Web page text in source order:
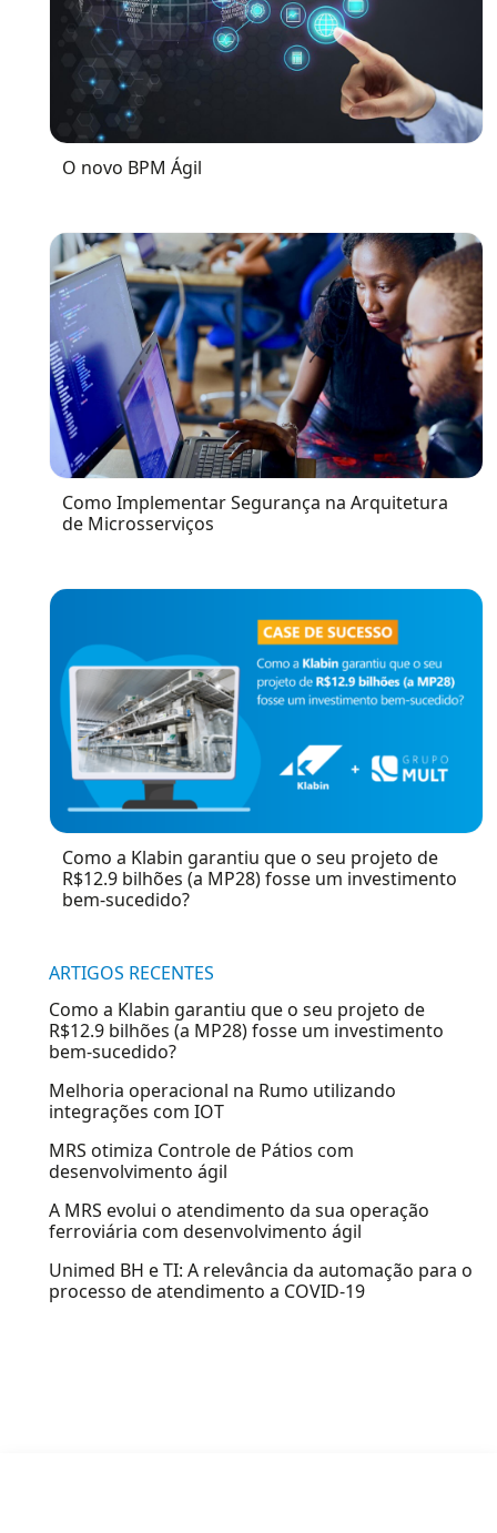
O novo BPM Ágil
Como Implementar Segurança na Arquitetura
de Microsserviços
Como a Klabin garantiu que o seu projeto de
R$12.9 bilhões (a MP28) fosse um investimento
bem-sucedido?
ARTIGOS RECENTES
Como a Klabin garantiu que o seu projeto de
R$12.9 bilhões (a MP28) fosse um investimento
bem-sucedido?
Melhoria operacional na Rumo utilizando
integrações com IOT
MRS otimiza Controle de Pátios com
desenvolvimento ágil
A MRS evolui o atendimento da sua operação
ferroviária com desenvolvimento ágil
Unimed BH e TI: A relevância da automação para o
processo de atendimento a COVID-19